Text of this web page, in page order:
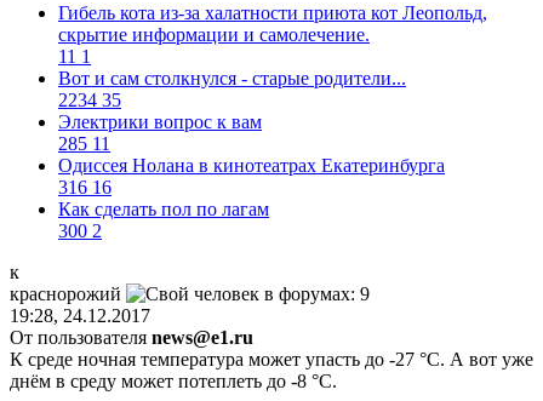
Гибель кота из-за халатности приюта кот Леопольд,
скрытиe информации и самолечение.
11 1
Вот и сам столкнулся - старые родители...
2234 35
Электрики вопрос к вам
285 11
Одиссея Нолана в кинотеатрах Екатеринбурга
316 16
Как сделать пол по лагам
300 2
к
краснорожий
19:28, 24.12.2017
От пользователя news@e1.ru
К среде ночная температура может упасть до -27 °С. А вот уже
днём в среду может потеплеть до -8 °С.